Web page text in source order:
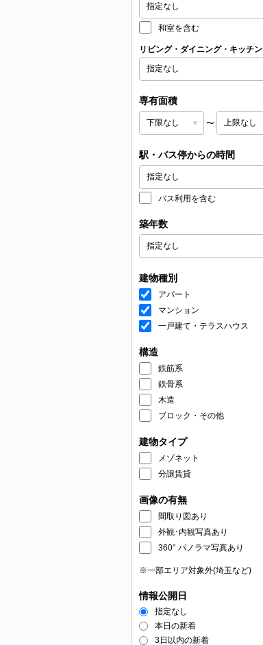
和室を含む
リビング・ダイニング・キッチン
専有面積
〜
駅・バス停からの時間
バス利用を含む
築年数
建物種別
アパート
マンション
一戸建て・テラスハウス
構造
鉄筋系
鉄骨系
木造
ブロック・その他
建物タイプ
メゾネット
分譲賃貸
画像の有無
間取り図あり
外観･内観写真あり
360° パノラマ写真あり
※一部エリア対象外(埼玉など)
情報公開日
指定なし
本日の新着
3日以内の新着